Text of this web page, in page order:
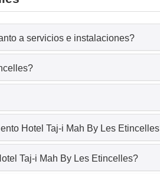
a servicios e instalaciones?
Hotel Taj-i Mah By Les
Taj-i Mah By Les Etincelles?